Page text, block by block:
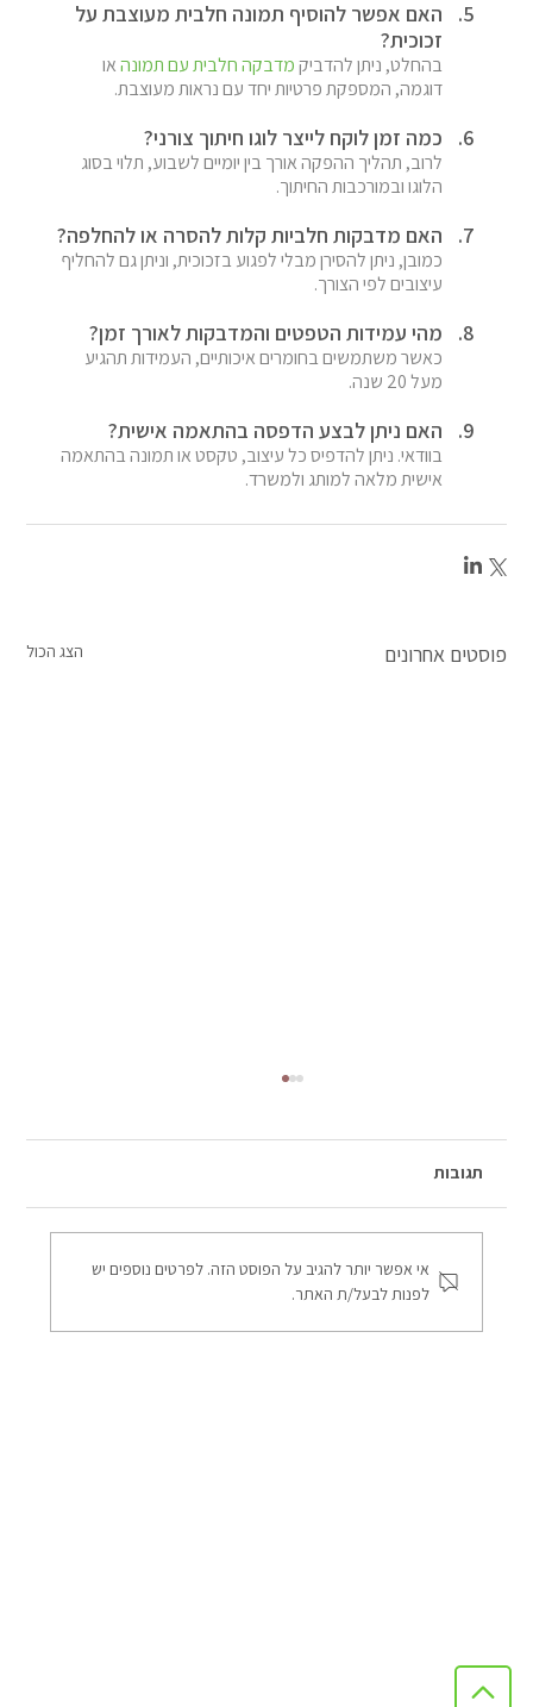
האם אפשר להוסיף תמונה חלבית מעוצבת על
זכוכית?
בהחלט, ניתן להדביק מדבקה חלבית עם תמונה או
דוגמה, המספקת פרטיות יחד עם נראות מעוצבת.
כמה זמן לוקח לייצר לוגו חיתוך צורני?
לרוב, תהליך ההפקה אורך בין יומיים לשבוע, תלוי בסוג
הלוגו ובמורכבות החיתוך.
האם מדבקות חלביות קלות להסרה או להחלפה?
כמובן, ניתן להסירן מבלי לפגוע בזכוכית, וניתן גם להחליף
עיצובים לפי הצורך.
מהי עמידות הטפטים והמדבקות לאורך זמן?
כאשר משתמשים בחומרים איכותיים, העמידות תהגיע
מעל 20 שנה.
האם ניתן לבצע הדפסה בהתאמה אישית?
בוודאי. ניתן להדפיס כל עיצוב, טקסט או תמונה בהתאמה
אישית מלאה למותג ולמשרד.
פוסטים אחרונים הצג הכול
תגובות
אי אפשר יותר להגיב על הפוסט הזה. לפרטים נוספים יש
לפנות לבעל/ת האתר.